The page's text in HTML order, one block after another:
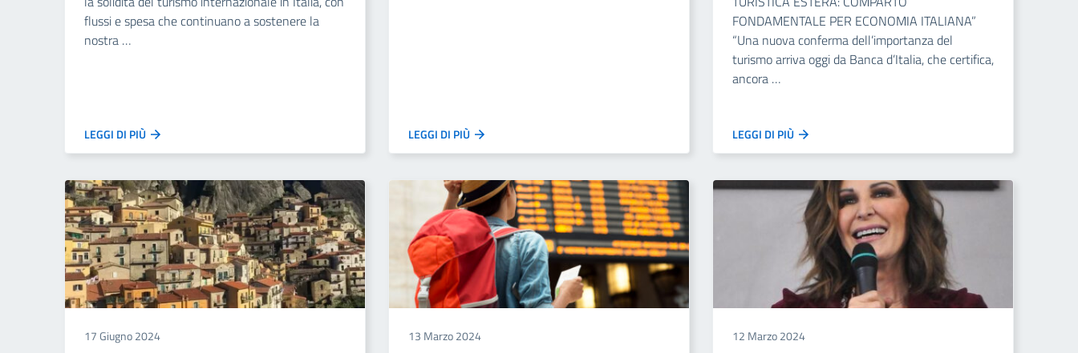
flussi e spesa che continuano a sostenere la
nostra …
LEGGI DI PIÙ LEGGI DI PIÙ
FONDAMENTALE PER ECONOMIA ITALIANA”
“Una nuova conferma dell’importanza del
turismo arriva oggi da Banca d’Italia, che certifica,
ancora …
LEGGI DI PIÙ
17 Giugno 2024 13 Marzo 2024 12 Marzo 2024